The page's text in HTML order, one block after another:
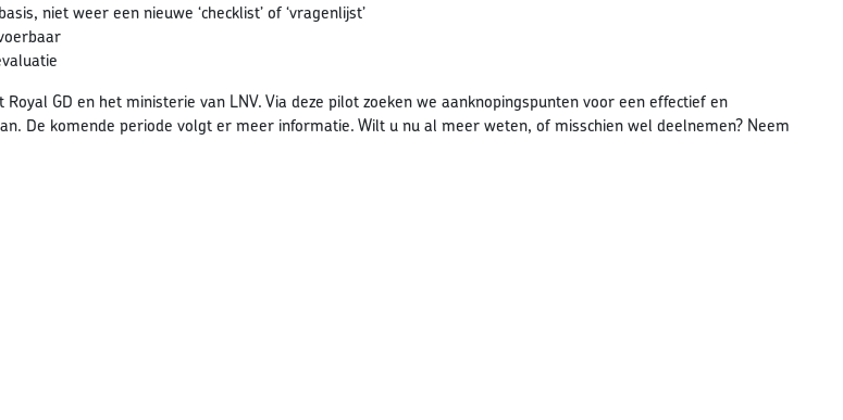
niet weer een nieuwe ‘checklist’ of ‘vragenlijst’
GD en het ministerie van LNV. Via deze pilot zoeken we aanknopingspunten voor een effectief en
De komende periode volgt er meer informatie. Wilt u nu al meer weten, of misschien wel deelnemen? Neem